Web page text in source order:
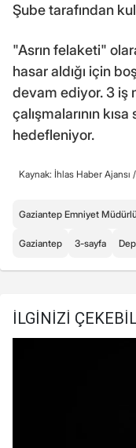
Şube tarafından
"Asrın felaketi"
hasar aldığı için
devam ediyor. 3 iş
çalışmalarının
hedefleniyor.
Kaynak: İhlas Haber Ajansı /
Gaziantep Emniyet
Gaziantep 3-sayfa